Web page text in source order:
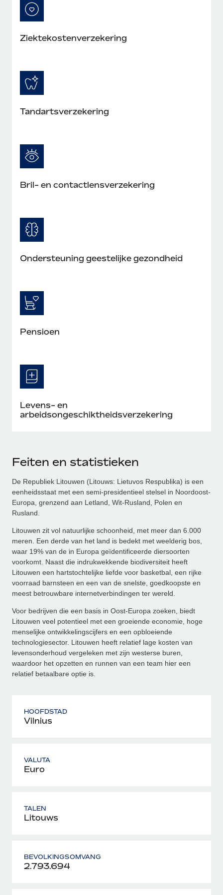
Ziektekostenverzekering
Tandartsverzekering
Bril- en contactlensverzekering
Ondersteuning geestelijke gezondheid
Pensioen
Levens- en
arbeidsongeschiktheidsverzekering
Feiten en statistieken
De Republiek Litouwen (Litouws: Lietuvos Respublika) is een
eenheidsstaat met een semi-presidentieel stelsel in Noordoost-
Europa, grenzend aan Letland, Wit-Rusland, Polen en
Rusland.
Litouwen zit vol natuurlijke schoonheid, met meer dan 6.000
meren. Een derde van het land is bedekt met weelderig bos,
waar 19% van de in Europa geïdentificeerde diersoorten
voorkomt. Naast die indrukwekkende biodiversiteit heeft
Litouwen een hartstochtelijke liefde voor basketbal, een rijke
voorraad barnsteen en een van de snelste, goedkoopste en
meest betrouwbare internetverbindingen ter wereld.
Voor bedrijven die een basis in Oost-Europa zoeken, biedt
Litouwen veel potentieel met een groeiende economie, hoge
menselijke ontwikkelingscijfers en een opbloeiende
technologiesector. Litouwen heeft relatief lage kosten van
levensonderhoud vergeleken met zijn westerse buren,
waardoor het opzetten en runnen van een team hier een
relatief betaalbare optie is.
HOOFDSTAD
Vilnius
VALUTA
Euro
TALEN
Litouws
BEVOLKINGSOMVANG
2.793.694